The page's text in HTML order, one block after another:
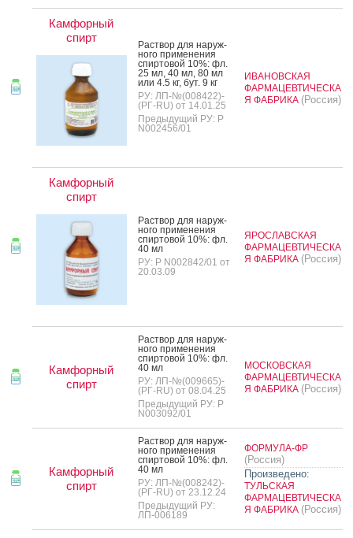
Камфорный
спирт
Рас­твор для на­руж­
но­го при­мене­ния
спир­то­вой 10%: фл.
25 мл, 40 мл, 80 мл
или 4.5 кг, бут. 9 кг
РУ: ЛП-№(008422)-
(РГ-RU) от 14.01.25
Предыдущий РУ: Р
N002456/01
ИВАНОВСКАЯ
ФАРМАЦЕВТИЧЕСКА
Я ФАБРИКА (Россия)
Камфорный
спирт
Рас­твор для на­руж­
но­го при­мене­ния
спир­то­вой 10%: фл.
40 мл
РУ: Р N002842/01 от
20.03.09
ЯРОСЛАВСКАЯ
ФАРМАЦЕВТИЧЕСКА
Я ФАБРИКА (Россия)
Камфорный
спирт
Рас­твор для на­руж­
но­го при­мене­ния
спир­то­вой 10%: фл.
40 мл
РУ: ЛП-№(009665)-
(РГ-RU) от 08.04.25
Предыдущий РУ: Р
N003092/01
МОСКОВСКАЯ
ФАРМАЦЕВТИЧЕСКА
Я ФАБРИКА (Россия)
Камфорный
спирт
Рас­твор для на­руж­
но­го при­мене­ния
спир­то­вой 10%: фл.
40 мл
РУ: ЛП-№(008242)-
(РГ-RU) от 23.12.24
Предыдущий РУ:
ЛП-006189
ФОРМУЛА-ФР
(Россия)
Произведено:
ТУЛЬСКАЯ
ФАРМАЦЕВТИЧЕСКА
Я ФАБРИКА (Россия)